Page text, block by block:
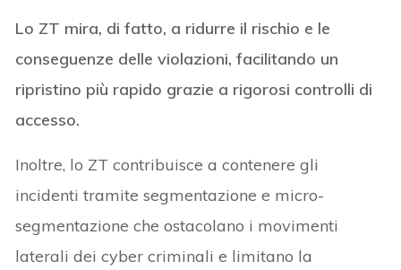
Lo ZT mira, di fatto, a ridurre il rischio e le
conseguenze delle violazioni, facilitando un
ripristino più rapido grazie a rigorosi controlli di
accesso.
Inoltre, lo ZT contribuisce a contenere gli
incidenti tramite segmentazione e micro-
segmentazione che ostacolano i movimenti
laterali dei cyber criminali e limitano la